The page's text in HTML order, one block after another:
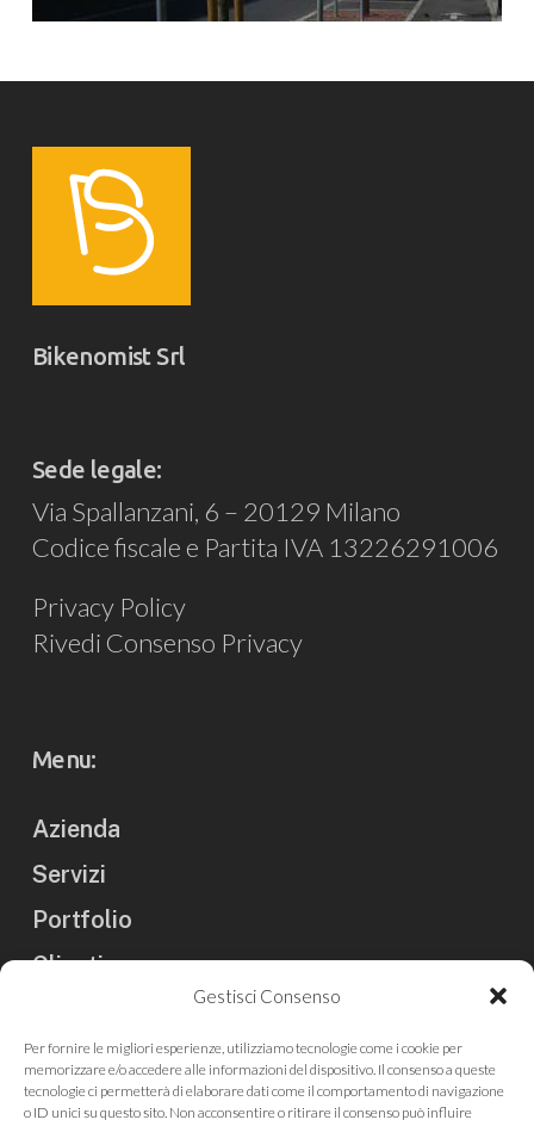
Gestisci Consenso
Per fornire le migliori esperienze, utilizziamo tecnologie come i cookie per
memorizzare e/o accedere alle informazioni del dispositivo. Il consenso a queste
tecnologie ci permetterà di elaborare dati come il comportamento di navigazione
o ID unici su questo sito. Non acconsentire o ritirare il consenso può influire
Bikenomist Srl
Sede legale:
Via Spallanzani, 6 – 20129 Milano
Codice fiscale e Partita IVA 13226291006
Privacy Policy
Rivedi Consenso Privacy
Menu:
Azienda
Servizi
Portfolio
Clienti
Contatti
Rassegna Stampa